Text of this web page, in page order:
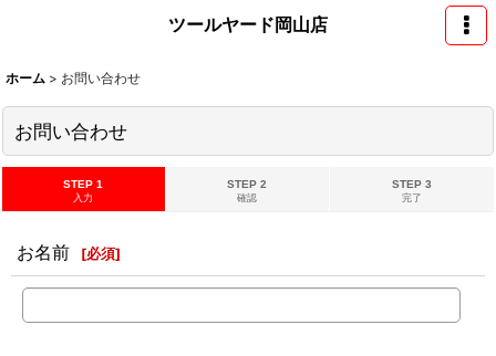
ツールヤード岡山店
ホーム > お問い合わせ
お問い合わせ
STEP 1
入力
STEP 2
確認
STEP 3
完了
お名前 [必須]